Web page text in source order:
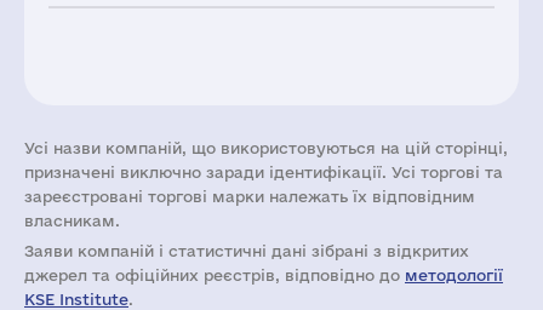
Усі назви компаній, що використовуються на цій сторінці,
призначені виключно заради ідентифікації. Усі торгові та
зареєстровані торгові марки належать їх відповідним
власникам.
Заяви компаній i статистичні дані зібрані з відкритих
джерел та офіційних реєстрів, відповідно до методології
KSE Institute.